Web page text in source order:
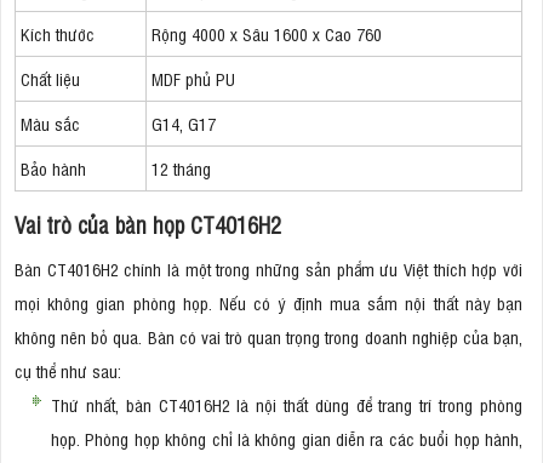
Kích thước
Rộng 4000 x Sâu 1600 x Cao 760
Chất liệu
MDF phủ PU
Màu sắc
G14, G17
Bảo hành
12 tháng
Vai trò của bàn họp CT4016H2
Bàn CT4016H2 chính là một trong những sản phẩm ưu Việt thích hợp với
mọi không gian phòng họp. Nếu có ý định mua sắm nội thất này bạn
không nên bỏ qua. Bàn có vai trò quan trọng trong doanh nghiệp của bạn,
cụ thể như sau:
Thứ nhất, bàn CT4016H2 là nội thất dùng để trang trí trong phòng
họp. Phòng họp không chỉ là không gian diễn ra các buổi họp hành,